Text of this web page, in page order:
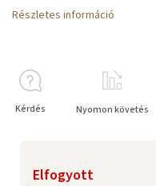
Elfogyott
Részletes információ
Kérdés Nyomon követés